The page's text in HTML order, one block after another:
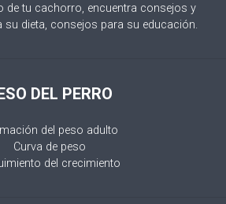
de tu cachorro, encuentra consejos y
su dieta, consejos para su educación.
DEL PERRO
del peso adulto
Curva de peso
del crecimiento